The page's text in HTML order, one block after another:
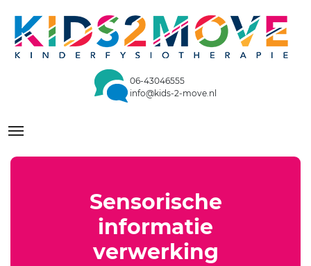
content
06-43046555
info@kids-2-move.nl
Toggle navigation
Sensorische
informatie
verwerking